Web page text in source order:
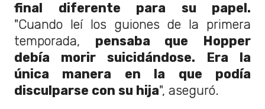
final diferente para su papel.
"Cuando leí los guiones de la primera
temporada, pensaba que Hopper
debía morir suicidándose. Era la
única manera en la que podía
disculparse con su hija", aseguró.